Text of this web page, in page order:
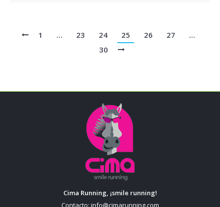
1 … 23 24 25 26 27
…
30
Cima Running, ¡smile running!
Contacto: info@cimarunning.com